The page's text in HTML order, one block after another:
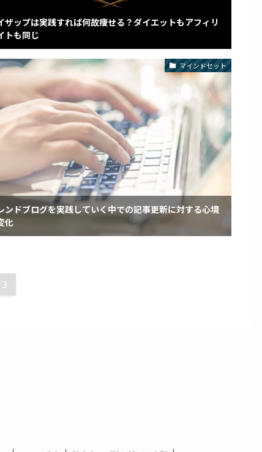
ザップは実践すれば何故痩せる？ダイエットもアフィリ
トも同じ
マインドセット
ンドブログを実践していく中での記事更新に対する心境
化
3